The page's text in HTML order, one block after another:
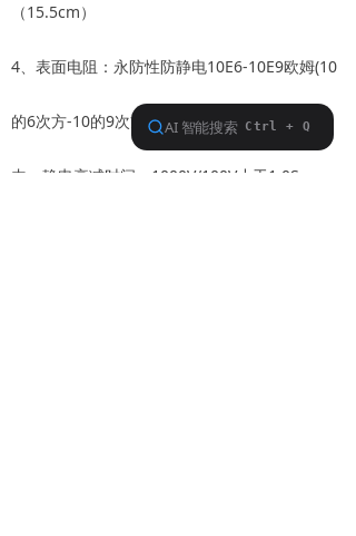
（15.5cm）
4、表面电阻：永防性防静电10E6-10E9欧姆(10
的6次方-10的9次方）, 摩擦电压：小于100V以
内。静电衰减时间：1000V/100V小于1.0S